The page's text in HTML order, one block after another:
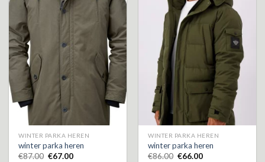
WINTER PARKA HEREN
winter parka heren
€87.00 €67.00
WINTER PARKA HEREN
winter parka heren
€86.00 €66.00